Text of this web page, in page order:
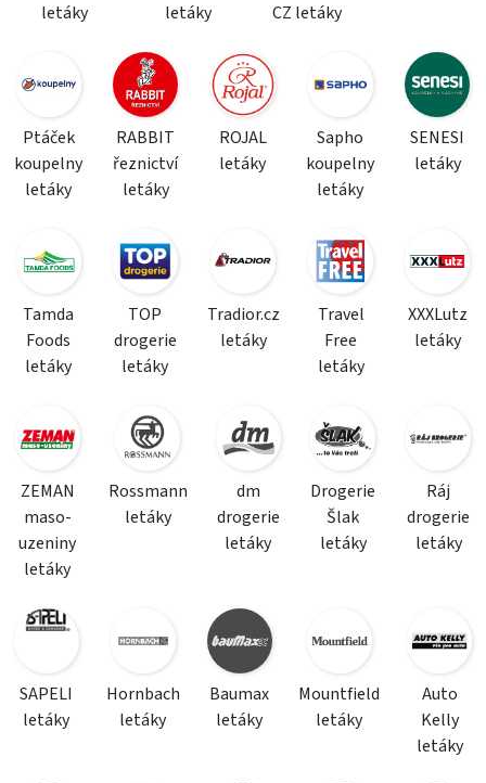
letáky
letáky
CZ letáky
Ptáček
koupelny
letáky
RABBIT
řeznictví
letáky
ROJAL
letáky
Sapho
koupelny
letáky
SENESI
letáky
Tamda
Foods
letáky
TOP
drogerie
letáky
Tradior.cz
letáky
Travel
Free
letáky
XXXLutz
letáky
ZEMAN
maso-
uzeniny
letáky
Rossmann
letáky
dm
drogerie
letáky
Drogerie
Šlak
letáky
Ráj
drogerie
letáky
SAPELI
letáky
Hornbach
letáky
Baumax
letáky
Mountfield
letáky
Auto
Kelly
letáky